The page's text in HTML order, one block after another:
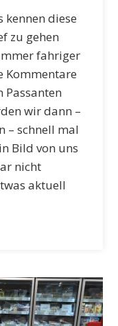
kennen diese
zu gehen
fahriger
Kommentare
Passanten
wir dann –
– schnell mal
Bild von uns
nicht
aktuell